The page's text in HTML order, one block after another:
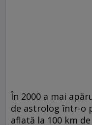
În 2000 a mai
de astrolog într-o
aflată la 100 km de